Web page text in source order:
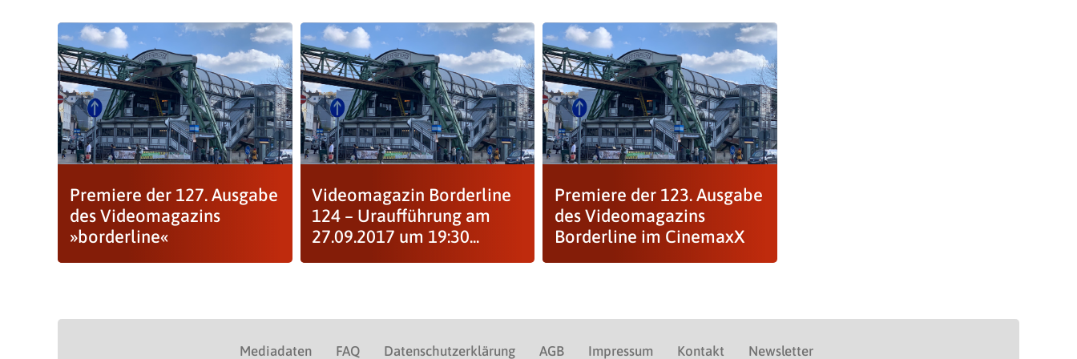
Premiere der 127. Ausgabe
des Videomagazins
»borderline«
Videomagazin Borderline
124 – Uraufführung am
27.09.2017 um 19:30...
Premiere der 123. Ausgabe
des Videomagazins
Borderline im CinemaxX
Mediadaten FAQ Datenschutzerklärung AGB Impressum Kontakt Newsletter